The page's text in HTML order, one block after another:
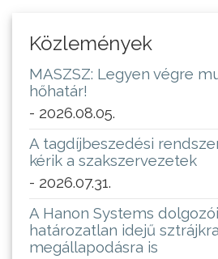
Közlemények
MASZSZ: Legyen végre
hőhatár!
- 2026.08.05.
A tagdíjbeszedési
kérik a szakszervezetek
- 2026.07.31.
A Hanon Systems
határozatlan idejű
megállapodásra is